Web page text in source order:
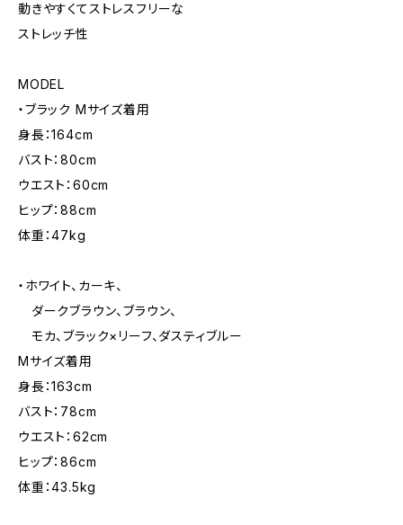
動きやすくてストレスフリーな
ストレッチ性
MODEL
・ブラック Mサイズ着用
身長：164cm
バスト：80cm
ウエスト：60cm
ヒップ：88cm
体重：47kg
・ホワイト、カーキ、
ダークブラウン、ブラウン、
モカ、ブラック×リーフ、ダスティブルー
Mサイズ着用
身長：163cm
バスト：78cm
ウエスト：62cm
ヒップ：86cm
体重：43.5kg